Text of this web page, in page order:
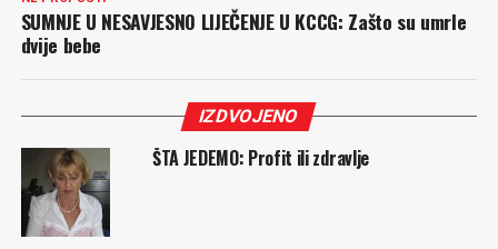
SUMNJE U NESAVJESNO LIJEČENJE U KCCG: Zašto su umrle
dvije bebe
IZDVOJENO
ŠTA JEDEMO: Profit ili zdravlje